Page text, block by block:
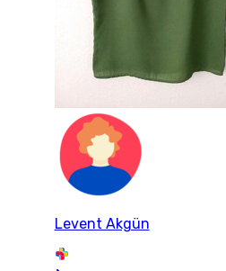
Levent Akgün